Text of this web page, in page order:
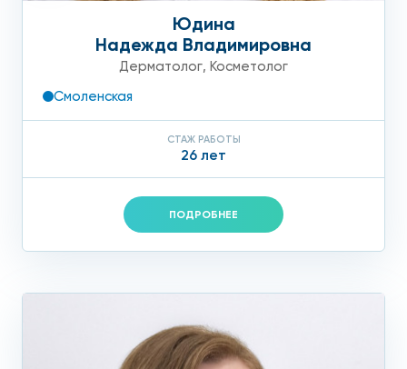
Юдина
Надежда Владимировна
Дерматолог, Косметолог
Смоленская
СТАЖ РАБОТЫ
26 лет
ПОДРОБНЕЕ